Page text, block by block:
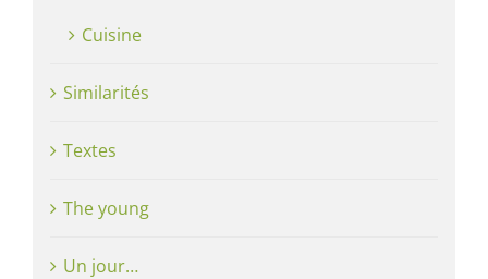
Cuisine
Similarités
Textes
The young
Un jour…